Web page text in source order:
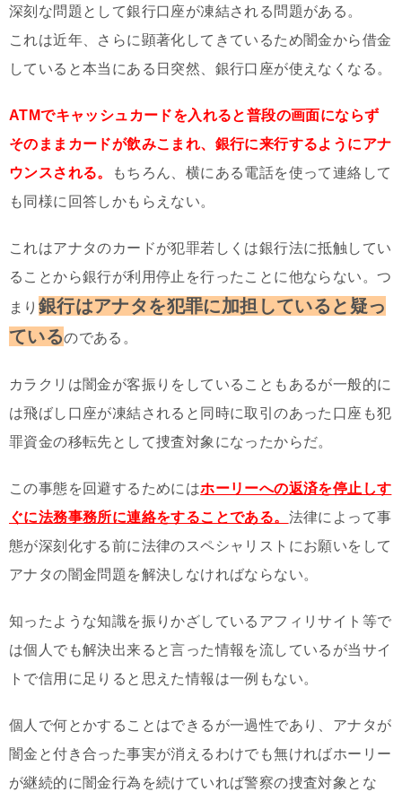
深刻な問題として銀行口座が凍結される問題がある。
これは近年、さらに顕著化してきているため闇金から借金
していると本当にある日突然、銀行口座が使えなくなる。
ATMでキャッシュカードを入れると普段の画面にならず
そのままカードが飲みこまれ、銀行に来行するようにアナ
ウンスされる。
もちろん、横にある電話を使って連絡して
も同様に回答しかもらえない。
これはアナタのカードが犯罪若しくは銀行法に抵触してい
ることから銀行が利用停止を行ったことに他ならない。つ
まり 銀行はアナタを犯罪に加担していると疑っ
ているのである。
カラクリは闇金が客振りをしていることもあるが一般的に
は飛ばし口座が凍結されると同時に取引のあった口座も犯
罪資金の移転先として捜査対象になったからだ。
この事態を回避するためにはホーリーへの返済を停止しす
ぐに法務事務所に連絡をすることである。 法律によって事
態が深刻化する前に法律のスペシャリストにお願いをして
アナタの闇金問題を解決しなければならない。
知ったような知識を振りかざしているアフィリサイト等で
は個人でも解決出来ると言った情報を流しているが当サイ
トで信用に足りると思えた情報は一例もない。
個人で何とかすることはできるが一過性であり、アナタが
闇金と付き合った事実が消えるわけでも無ければホーリー
が継続的に闇金行為を続けていれば警察の捜査対象とな